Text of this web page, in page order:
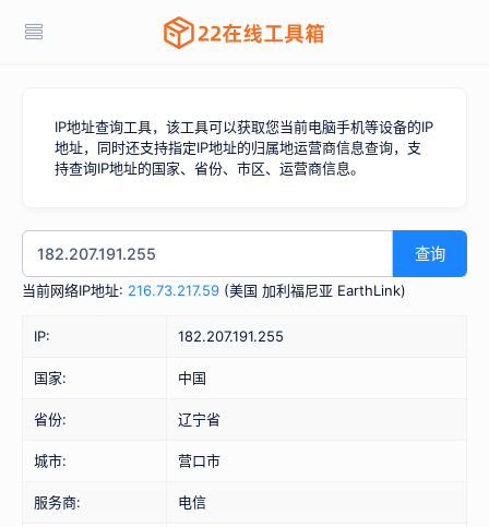
IP地址查询工具，该工具可以获取您当前电脑手机等设备的IP
地址，同时还支持指定IP地址的归属地运营商信息查询，支
持查询IP地址的国家、省份、市区、运营商信息。
查询
当前网络IP地址: 216.73.217.59 (美国 加利福尼亚 EarthLink)
IP: 182.207.191.255
国家: 中国
省份: 辽宁省
城市: 营口市
服务商: 电信